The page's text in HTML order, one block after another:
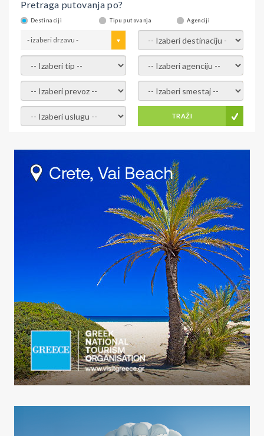
Pretraga putovanja po?
Destinaciji Tipu putovanja Agenciji
- izaberi drzavu - - izaberi destinaciju -
- izaberi tip - - izaberi agenciju -
- izaberi prevoz - - Izaberite smestaj -
- Izaberite uslugu - TRAŽI